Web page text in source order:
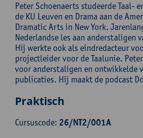
Peter Schoenaerts studeerde Taal-
de KU Leuven en Drama aan de
Dramatic Arts in New York.
Nederlandse les aan anderstaligen
Hij werkte ook als eindredacteur
projectleider voor de Taalunie.
voor anderstaligen en ontwikkelde
publicaties. Hij maakt de podcast
Praktisch
Cursuscode: 26/NT2/001A